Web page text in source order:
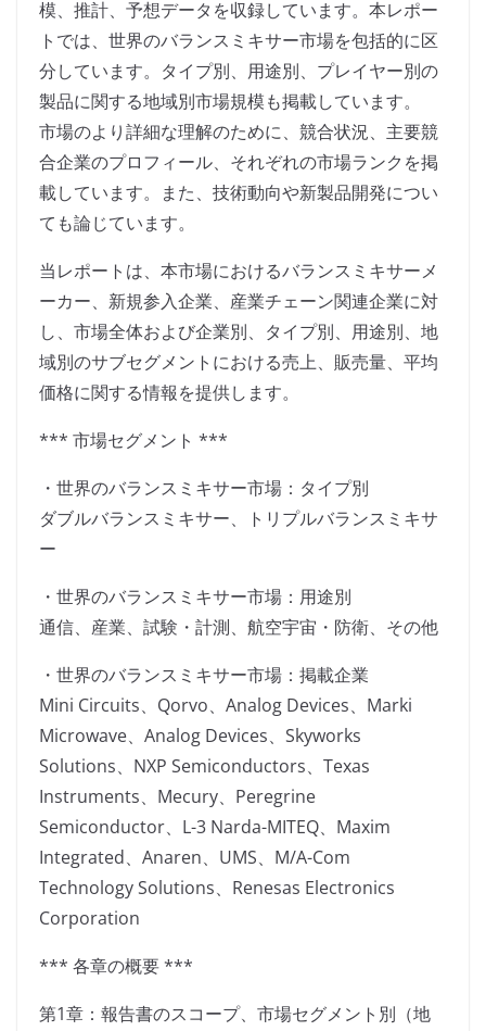
模、推計、予想データを収録しています。本レポー
トでは、世界のバランスミキサー市場を包括的に区
分しています。タイプ別、用途別、プレイヤー別の
製品に関する地域別市場規模も掲載しています。
市場のより詳細な理解のために、競合状況、主要競
合企業のプロフィール、それぞれの市場ランクを掲
載しています。また、技術動向や新製品開発につい
ても論じています。
当レポートは、本市場におけるバランスミキサーメ
ーカー、新規参入企業、産業チェーン関連企業に対
し、市場全体および企業別、タイプ別、用途別、地
域別のサブセグメントにおける売上、販売量、平均
価格に関する情報を提供します。
*** 市場セグメント ***
・世界のバランスミキサー市場：タイプ別
ダブルバランスミキサー、トリプルバランスミキサ
ー
・世界のバランスミキサー市場：用途別
通信、産業、試験・計測、航空宇宙・防衛、その他
・世界のバランスミキサー市場：掲載企業
Mini Circuits、Qorvo、Analog Devices、Marki
Microwave、Analog Devices、Skyworks
Solutions、NXP Semiconductors、Texas
Instruments、Mecury、Peregrine
Semiconductor、L-3 Narda-MITEQ、Maxim
Integrated、Anaren、UMS、M/A-Com
Technology Solutions、Renesas Electronics
Corporation
*** 各章の概要 ***
第1章：報告書のスコープ、市場セグメント別（地